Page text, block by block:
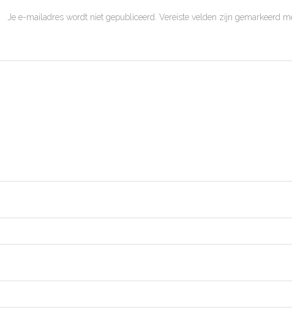
Je e-mailadres wordt niet gepubliceerd. Vereiste velden zijn gemarkeerd